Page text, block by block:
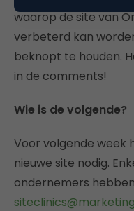
waarop de site van
verbeterd kan
beknopt te houden.
in de comments!
Wie is de volgende?
Voor volgende week
nieuwe site nodig.
ondernemers